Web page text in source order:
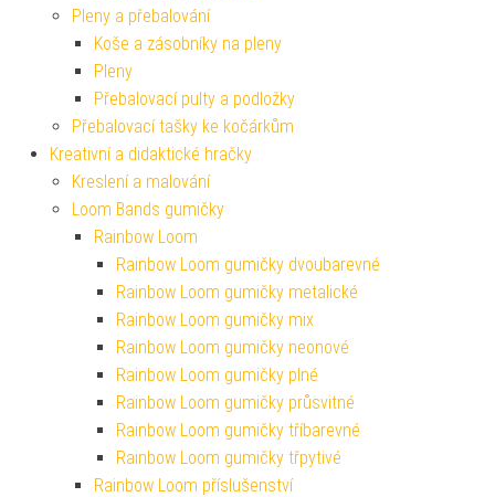
Pleny a přebalování
Koše a zásobníky na pleny
Pleny
Přebalovací pulty a podložky
Přebalovací tašky ke kočárkům
Kreativní a didaktické hračky
Kreslení a malování
Loom Bands gumičky
Rainbow Loom
Rainbow Loom gumičky dvoubarevné
Rainbow Loom gumičky metalické
Rainbow Loom gumičky mix
Rainbow Loom gumičky neonové
Rainbow Loom gumičky plné
Rainbow Loom gumičky průsvitné
Rainbow Loom gumičky tříbarevné
Rainbow Loom gumičky třpytivé
Rainbow Loom příslušenství